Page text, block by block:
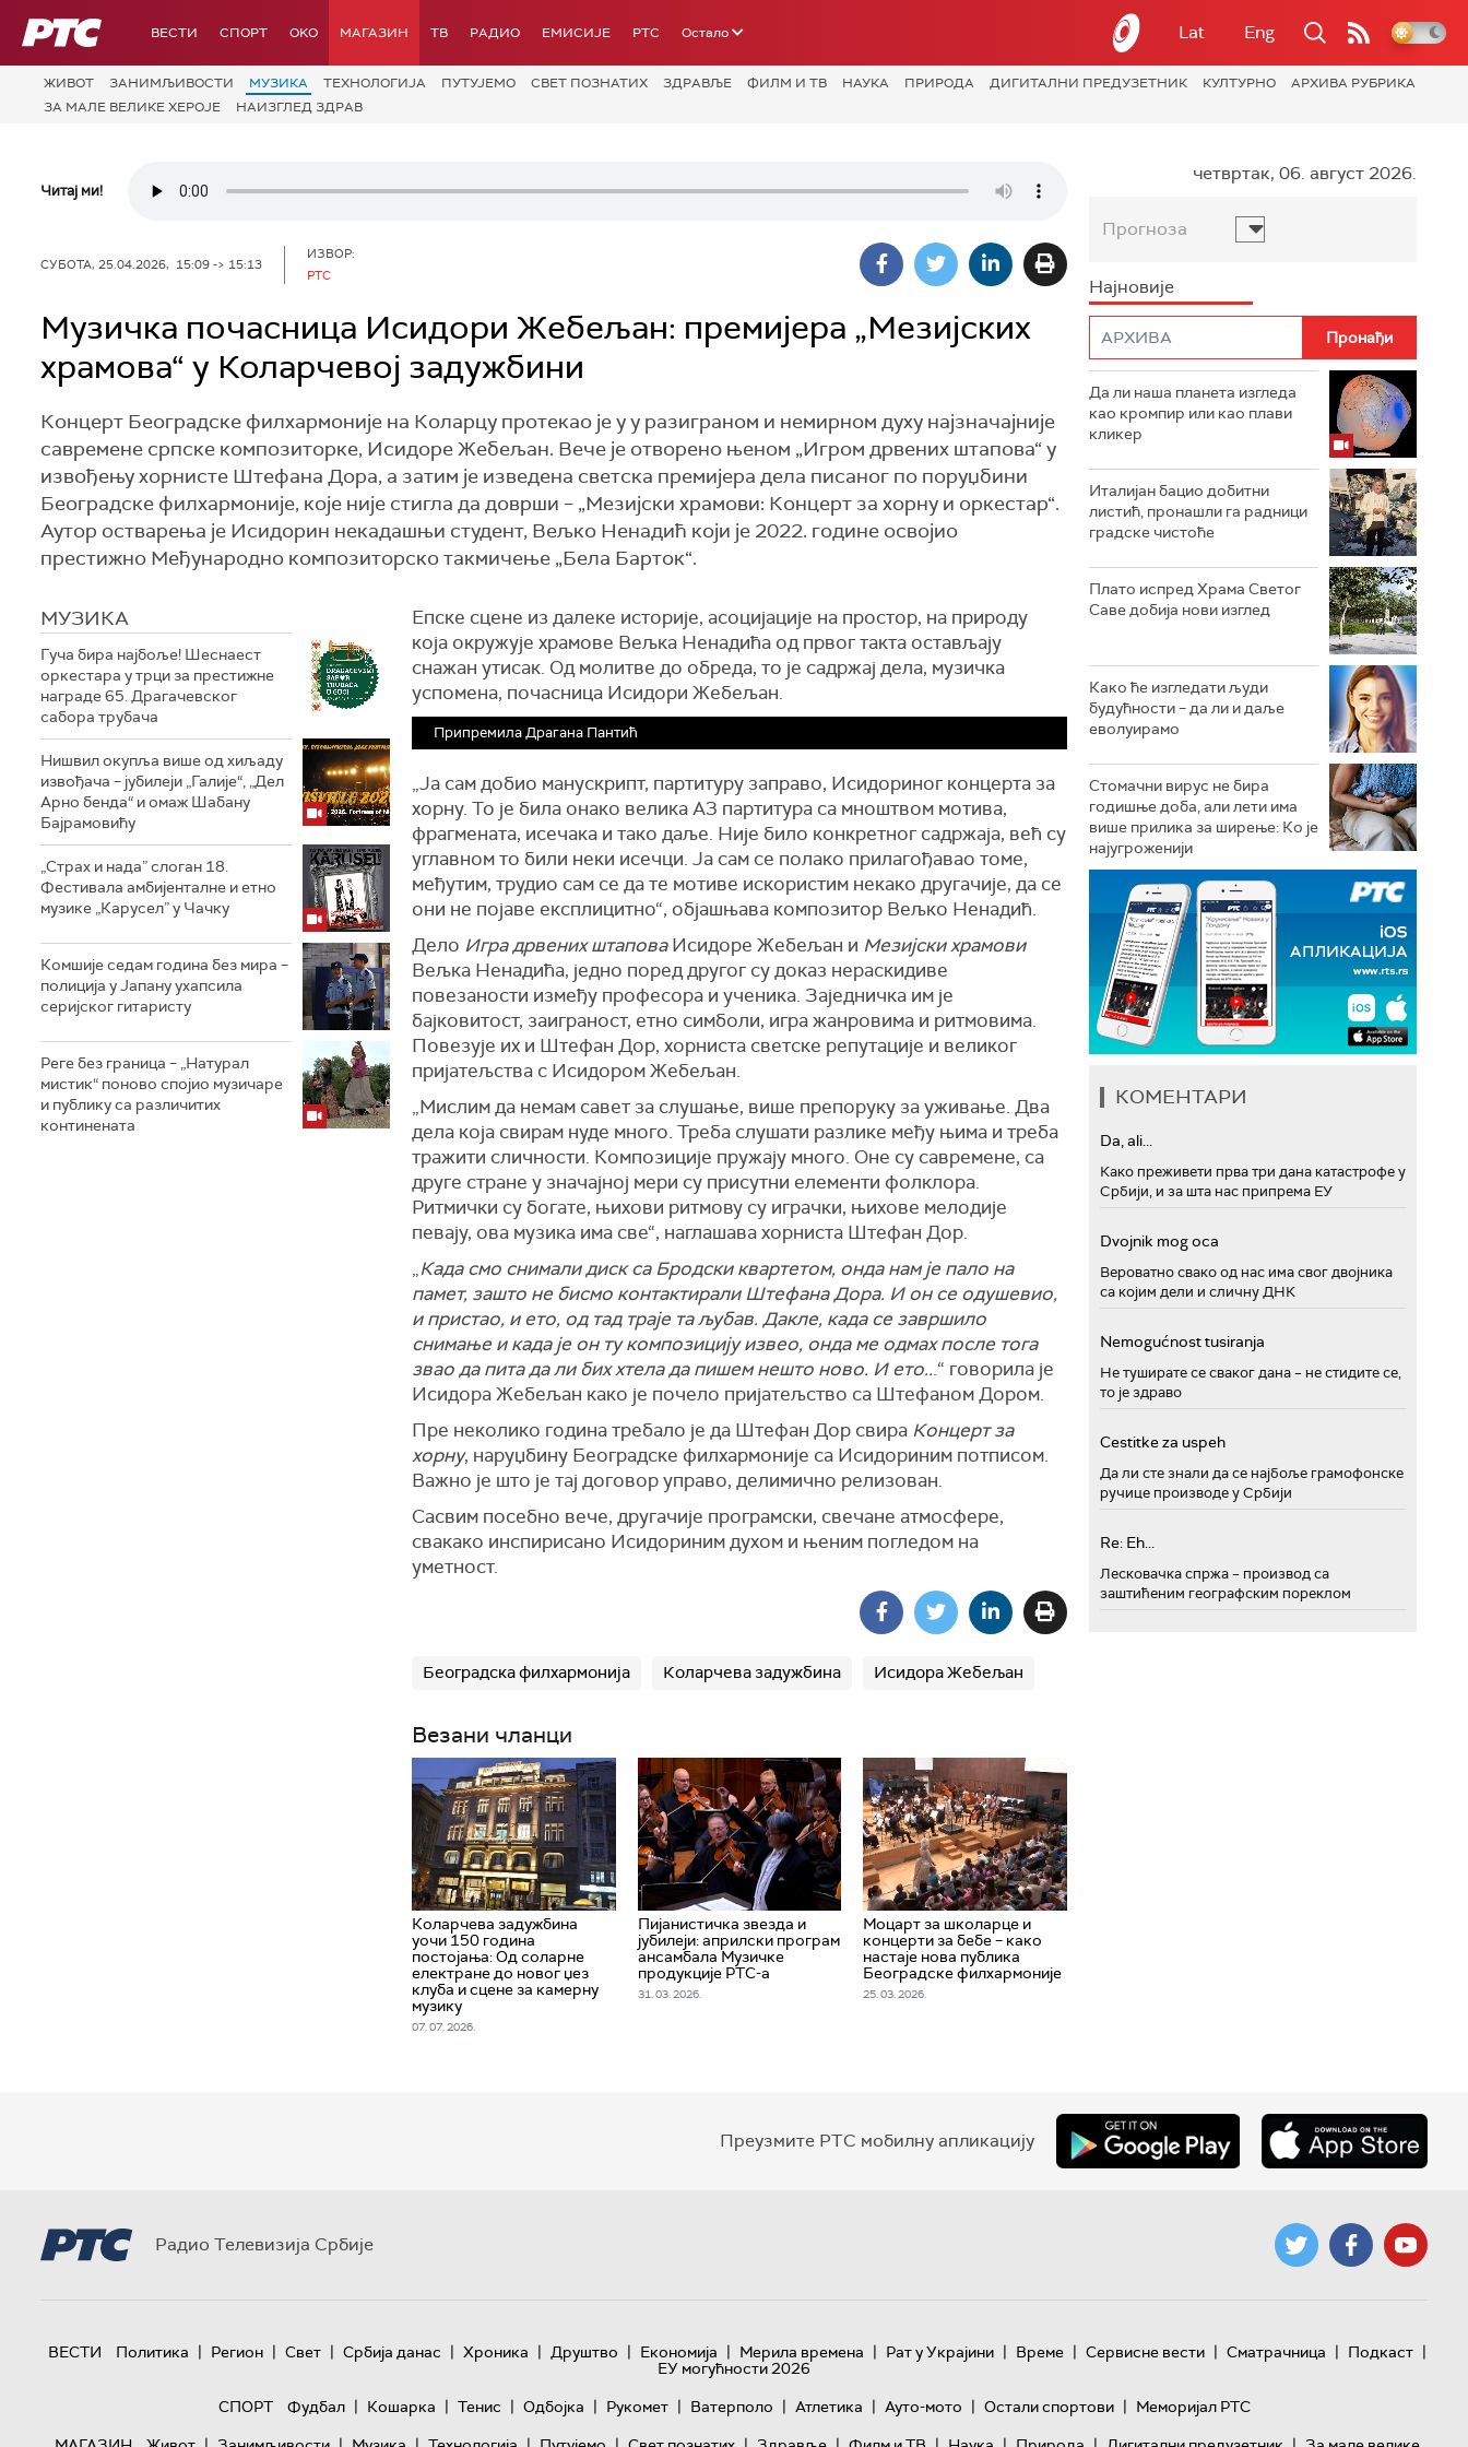
РТС ВЕСТИ СПОРТ OKO МАГАЗИН ТВ РАДИО ЕМИСИЈЕ РТС Остало Lat Eng
ЖИВОТ ЗАНИМЉИВОСТИ МУЗИКА ТЕХНОЛОГИЈA ПУТУЈЕМО СВЕТ ПОЗНАТИХ ЗДРАВЉЕ ФИЛМ И ТВ НАУКА ПРИРОДА ДИГИТАЛНИ ПРЕДУЗЕТНИК КУЛТУРНО
АРХИВА РУБРИКА
ЗА МАЛЕ ВЕЛИКЕ ХЕРОЈЕ
НАИЗГЛЕД ЗДРАВ
Читај ми!
СУБОТА, 25.04.2026, 15:09 -> 15:13
ИЗВОР:
РТС
Музичка почасница Исидори Жебељан: премијера „Мезијских
храмова“ у Коларчевој задужбини
Концерт Београдске филхармоније на Коларцу протекао је у у разиграном и немирном духу најзначајније
савремене српске композиторке, Исидоре Жебељан. Вече је отворено њеном „Игром дрвених штапова“ у
извођењу хорнисте Штефана Дора, а затим је изведена светска премијера дела писаног по поруџбини
Београдске филхармоније, које није стигла да доврши – „Мезијски храмови: Концерт за хорну и оркестар“.
Аутор остварења је Исидорин некадашњи студент, Вељко Ненадић који је 2022. године освојио
престижно Међународно композиторско такмичење „Бела Барток“.
МУЗИКА
Гуча бира најбоље! Шеснаест
оркестара у трци за престижне
награде 65. Драгачевског
сабора трубача
Нишвил окупља више од хиљаду
извођача – јубилеји „Галије“, „Дел
Арно бенда“ и омаж Шабану
Бајрамовићу
„Страх и нада” слоган 18.
Фестивала амбијенталне и етно
музике „Карусел” у Чачку
Комшије седам година без мира –
полиција у Јапану ухапсила
серијског гитаристу
Реге без граница – „Натурал
мистик“ поново спојио музичаре
и публику са различитих
континената
Епске сцене из далеке историје, асоцијације на простор, на природу
која окружује храмове Вељка Ненадића од првог такта остављају
снажан утисак. Од молитве до обреда, то је садржај дела, музичка
успомена, почасница Исидори Жебељан.
Припремила Драгана Пантић
„Ја сам добио манускрипт, партитуру заправо, Исидориног концерта за
хорну. То је била онако велика А3 партитура са мноштвом мотива,
фрагмената, исечака и тако даље. Није било конкретног садржаја, већ су
углавном то били неки исечци. Ја сам се полако прилагођавао томе,
међутим, трудио сам се да те мотиве искористим некако другачије, да се
они не појаве експлицитно“, објашњава композитор Вељко Ненадић.
Дело Игра дрвених штаповаИсидоре Жебељан и Мезијски храмови
Вељка Ненадића, једно поред другог су доказ нераскидиве
повезаности између професора и ученика. Заједничка им је
бајковитост, заиграност, етно симболи, игра жанровима и ритмовима.
Повезује их и Штефан Дор, хорниста светске репутације и великог
пријатељства с Исидором Жебељан.
„Мислим да немам савет за слушање, више препоруку за уживање. Два
дела која свирам нуде много. Треба слушати разлике међу њима и треба
тражити сличности. Композиције пружају много. Оне су савремене, са
друге стране у значајној мери су присутни елементи фолклора.
Ритмички су богате, њихови ритмову су играчки, њихове мелодије
певају, ова музика има све“, наглашава хорниста Штефан Дор.
„Када смо снимали диск са Бродски квартетом, онда нам је пало на
памет, зашто не бисмо контактирали Штефана Дора. И он се одушевио,
и пристао, и ето, од тад траје та љубав. Дакле, када се завршило
снимање и када је он ту композицију извео, онда ме одмах после тога
звао да пита да ли бих хтела да пишем нешто ново. И ето...“ говорила је
Исидора Жебељан како је почело пријатељство са Штефаном Дором.
Пре неколико година требало је да Штефан Дор свира Концерт за
хорну, наруџбину Београдске филхармоније са Исидориним потписом.
Важно је што је тај договор управо, делимично релизован.
Сасвим посебно вече, другачије програмски, свечане атмосфере,
свакако инспирисано Исидориним духом и њеним погледом на
уметност.
Београдска филхармонија Коларчева задужбина Исидора Жебељан
Везани чланци
Коларчева задужбина
уочи 150 година
постојања: Од соларне
електране до новог џез
клуба и сцене за камерну
музику
07. 07. 2026.
Пијанистичка звезда и
јубилеји: априлски програм
ансамбала Музичке
продукције РТС-а
31. 03. 2026.
Моцарт за школарце и
концерти за бебе – како
настаје нова публика
Београдске филхармоније
25. 03. 2026.
четвртак, 06. август 2026.
Прогноза
Најновије
Да ли наша планета изгледа
као кромпир или као плави
кликер
Италијан бацио добитни
листић, пронашли га радници
градске чистоће
Плато испред Храма Светог
Саве добија нови изглед
Како ће изгледати људи
будућности – да ли и даље
еволуирамо
Стомачни вирус не бира
годишње доба, али лети има
више прилика за ширење: Ко је
најугроженији
КОМЕНТАРИ
Da, ali...
Како преживети прва три дана катастрофе у
Србији, и за шта нас припрема ЕУ
Dvojnik mog oca
Вероватно свако од нас има свог двојника
са којим дели и сличну ДНК
Nemogućnost tusiranja
Не туширате се сваког дана – не стидите се,
то је здраво
Cestitke za uspeh
Да ли сте знали да се најбоље грамофонске
ручице производе у Србији
Re: Eh...
Лесковачка спржа – производ са
заштићеним географским пореклом
Преузмите РТС мобилну апликацију
Радио Телевизија Србије
ВЕСТИ Политика | Регион | Свет | Србија данас | Хроника | Друштво | Економија | Мерила времена | Рат у Украјини | Време | Сервисне вести | Сматрачница | Подкаст |
ЕУ могућности 2026
СПОРТ
Фудбал | Кошарка | Тенис | Одбојка | Рукомет | Ватерполо | Атлетика | Ауто-мото | Остали спортови | Меморијал РТС